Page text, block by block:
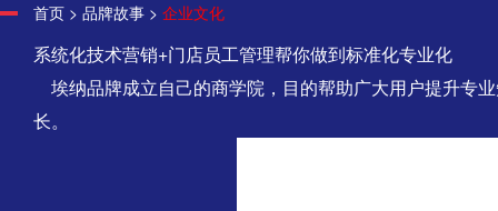
首页 > 品牌故事 > 企业文化
系统化技术营销+门店员工管理帮你做到标准化专业化
埃纳品牌成立自己的商学院，目的帮助广大用户提升专
长。